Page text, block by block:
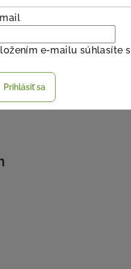
e-mailu súhlasíte s
Prihlásiť sa